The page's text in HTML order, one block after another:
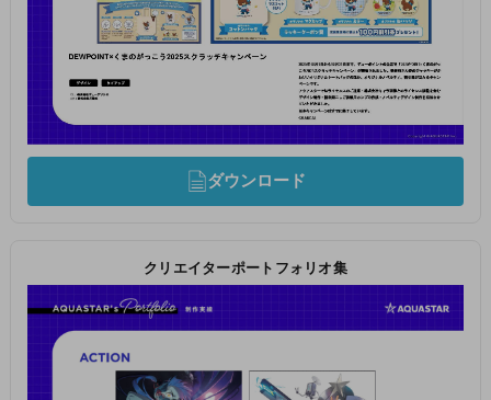
ダウンロード
クリエイターポートフォリオ集